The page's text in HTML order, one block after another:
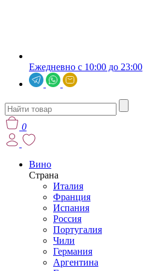
Ежедневно с 10:00 до 23:00
0
Вино
Страна
Италия
Франция
Испания
Россия
Португалия
Чили
Германия
Аргентина